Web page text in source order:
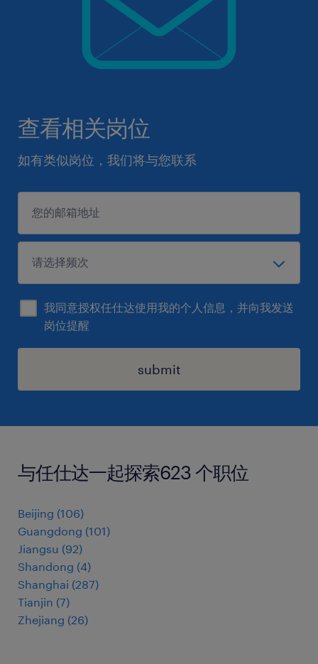
查看相关岗位
如有类似岗位，我们将与您联系
我同意授权任仕达使用我的个人信息，并向我发送
岗位提醒
submit
与任仕达一起探索623 个职位
Beijing (106)
Guangdong (101)
Jiangsu (92)
Shandong (4)
Shanghai (287)
Tianjin (7)
Zhejiang (26)